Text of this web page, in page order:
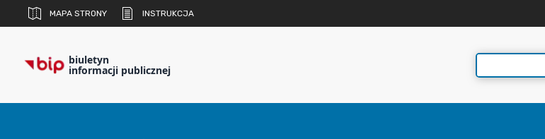
MAPA STRONY INSTRUKCJA
biuletyn
informacji publicznej